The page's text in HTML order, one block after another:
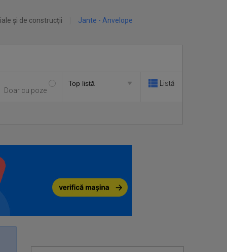
și de construcții Jante - Anvelope
Doar cu poze
Listă